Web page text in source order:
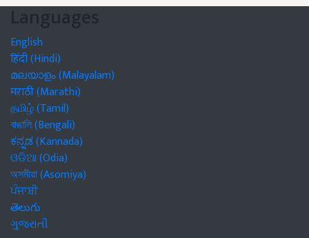
Languages
English
हिंदी (Hindi)
മലയാളം (Malayalam)
मराठी (Marathi)
தமிழ் (Tamil)
বাঙালি (Bengali)
ಕನ್ನಡ (Kannada)
ଓଡିଆ (Odia)
অসমীয়া (Asomiya)
ਪੰਜਾਬੀ
తెలుగు
ગુજરાતી